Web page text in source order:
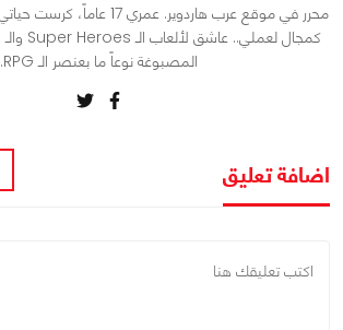
محرر في موقع عرب هاردوير. عمري
المصبوغة نوعاً ما بعنصر الـ RPG.
اضافة تعليق